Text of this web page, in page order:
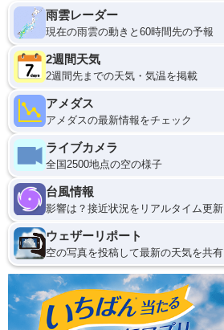
雨雲レーダー
現在の雨雲の動きと60時間先の予報
2週間天気
2週間先までの天気・気温を掲載
アメダス
アメダスの最新情報をチェック
ライブカメラ
全国2500地点の空の様子
台風情報
影響は？接近状況をリアルタイム更新
ウェザーリポート
空の写真を投稿して最新の天気を共有